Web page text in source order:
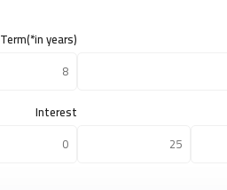
Term(*in years)
Interest